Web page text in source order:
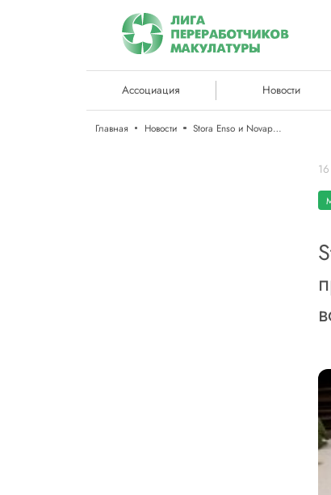
Ассоциация Новости
Главная Новости Stora Enso и Novapor запускают пилотный проект по экологичной упаковке из вспененной целлюлозы